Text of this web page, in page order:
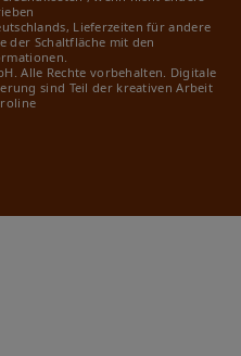
Lieferzeiten für andere
der Schaltfläche mit den
Alle Rechte vorbehalten. Digitale
sind Teil der kreativen Arbeit